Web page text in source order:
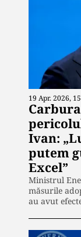
19 Apr. 2026,
Ivan:
putem
Excel”
Ministrul
măsurile
au avut